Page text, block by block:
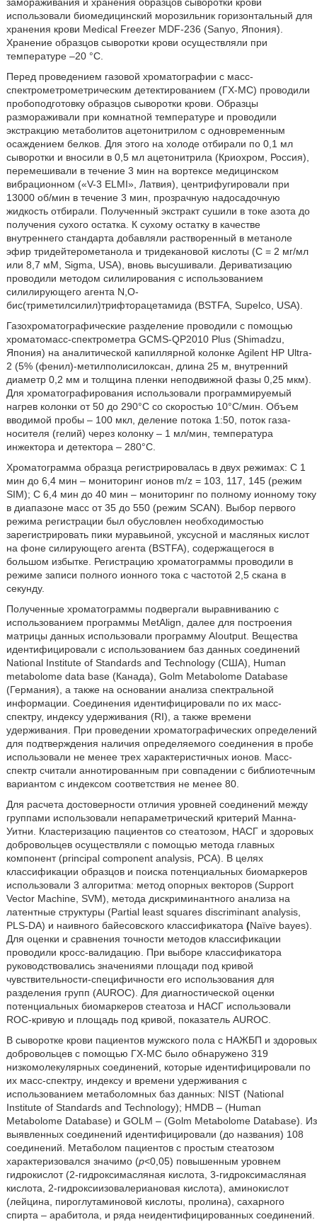
использовали биомедицинский морозильник горизонтальный для
хранения крови Medical Freezer MDF-236 (Sanyo, Япония).
Хранение образцов сыворотки крови осуществляли при
температуре –20 °C.
Перед проведением газовой хроматографии с масс-
спектрометрометрическим детектированием (ГХ-МС) проводили
пробоподготовку образцов сыворотки крови. Образцы
размораживали при комнатной температуре и проводили
экстракцию метаболитов ацетонитрилом с одновременным
осаждением белков. Для этого на холоде отбирали по 0,1 мл
сыворотки и вносили в 0,5 мл ацетонитрила (Криохром, Россия),
перемешивали в течение 3 мин на вортексе медицинском
вибрационном («V-3 ELMI», Латвия), центрифугировали при
13000 об/мин в течение 3 мин, прозрачную надосадочную
жидкость отбирали. Полученный экстракт сушили в токе азота до
получения сухого остатка. К сухому остатку в качестве
внутреннего стандарта добавляли растворенный в метаноле
эфир тридейтерометанола и тридекановой кислоты (C = 2 мг/мл
или 8,7 мМ, Sigma, USA), вновь высушивали. Дериватизацию
проводили методом силилирования с использованием
силилирующего агента N,O-
бис(триметилсилил)трифторацетамида (BSTFA, Supelco, USA).
Газохроматографические разделение проводили с помощью
хроматомасс-спектрометра GCMS-QP2010 Plus (Shimadzu,
Япония) на аналитической капиллярной колонке Agilent HP Ultra-
2 (5% (фенил)-метилполисилоксан, длина 25 м, внутренний
диаметр 0,2 мм и толщина пленки неподвижной фазы 0,25 мкм).
Для хроматографирования использовали программируемый
нагрев колонки от 50 до 290°C со скоростью 10°C/мин. Объем
вводимой пробы – 100 мкл, деление потока 1:50, поток газа-
носителя (гелий) через колонку – 1 мл/мин, температура
инжектора и детектора – 280°C.
Хроматограмма образца регистрировалась в двух режимах: С 1
мин до 6,4 мин – мониторинг ионов m/z = 103, 117, 145 (режим
SIM); С 6,4 мин до 40 мин – мониторинг по полному ионному току
в диапазоне масс от 35 до 550 (режим SCAN). Выбор первого
режима регистрации был обусловлен необходимостью
зарегистрировать пики муравьиной, уксусной и масляных кислот
на фоне силирующего агента (BSTFA), содержащегося в
большом избытке. Регистрацию хроматограммы проводили в
режиме записи полного ионного тока с частотой 2,5 скана в
секунду.
Полученные хроматограммы подвергали выравниванию с
использованием программы MetAlign, далее для построения
матрицы данных использовали программу AIoutput. Вещества
идентифицировали с использованием баз данных соединений
National Institute of Standards and Technology (США), Human
metabolome data base (Канада), Golm Metabolome Database
(Германия), а также на основании анализа спектральной
информации. Соединения идентифицировали по их масс-
спектру, индексу удерживания (RI), а также времени
удерживания. При проведении хроматографических определений
для подтверждения наличия определяемого соединения в пробе
использовали не менее трех характеристичных ионов. Масс-
спектр считали аннотированным при совпадении с библиотечным
вариантом с индексом соответствия не менее 80.
Для расчета достоверности отличия уровней соединений между
группами использовали непараметрический критерий Манна-
Уитни. Кластеризацию пациентов со стеатозом, НАСГ и здоровых
добровольцев осуществляли с помощью метода главных
компонент (principal component analysis, PCA). В целях
классификации образцов и поиска потенциальных биомаркеров
использовали 3 алгоритма: метод опорных векторов (Support
Vector Machine, SVM), метода дискриминантного анализа на
латентные структуры (Partial least squares discriminant analysis,
PLS-DA) и наивного байесовского классификатора (Naïve bayes).
Для оценки и сравнения точности методов классификации
проводили кросс-валидацию. При выборе классификатора
руководствовались значениями площади под кривой
чувствительности-специфичности его использования для
разделения групп (AUROC). Для диагностической оценки
потенциальных биомаркеров стеатоза и НАСГ использовали
ROC-кривую и площадь под кривой, показатель AUROC.
В сыворотке крови пациентов мужского пола с НАЖБП и здоровых
добровольцев с помощью ГХ-МС было обнаружено 319
низкомолекулярных соединений, которые идентифицировали по
их масс-спектру, индексу и времени удерживания с
использованием метаболомных баз данных: NIST (National
Institute of Standards and Technology); HMDB – (Human
Metabolome Database) и GOLM – (Golm Metabolome Database). Из
выявленных соединений идентифицировали (до названия) 108
соединений. Метаболом пациентов с простым стеатозом
характеризовался значимо (p<0,05) повышенным уровнем
гидрокислот (2-гидроксимасляная кислота, 3-гидроксимасляная
кислота, 2-гидроксиизовалериановая кислота), аминокислот
(лейцина, пироглутаминовой кислоты, пролина), сахарного
спирта – арабитола, и ряда неидентифицированных соединений.